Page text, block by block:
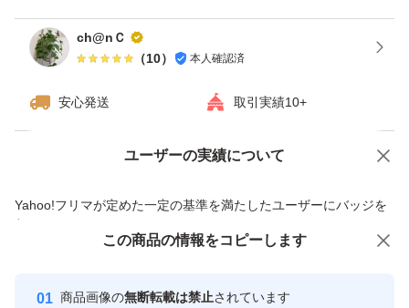
ch@nＣ
（10） 本人確認済
安心発送 取引実績10+
ユーザーの実績について
Yahoo!フリマが定めた一定の基準を満たしたユーザーにバッジを
付与しています
安心取引出品者
心・安全なユーザーです
価格の相談 商品への質問
この商品の情報をコピーします
商品画像の無断転載は禁止されています
この商品をみている人にオススメ